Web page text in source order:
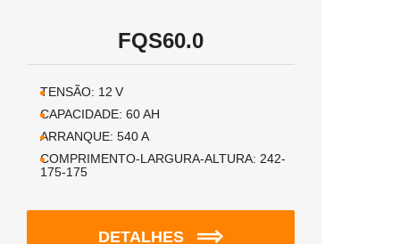
FQS60.0
TENSÃO: 12 V
CAPACIDADE: 60AH
ARRANQUE: 540A
COMPRIMENTO-LARGURA-ALTURA: 242-
175-175
DETALHES